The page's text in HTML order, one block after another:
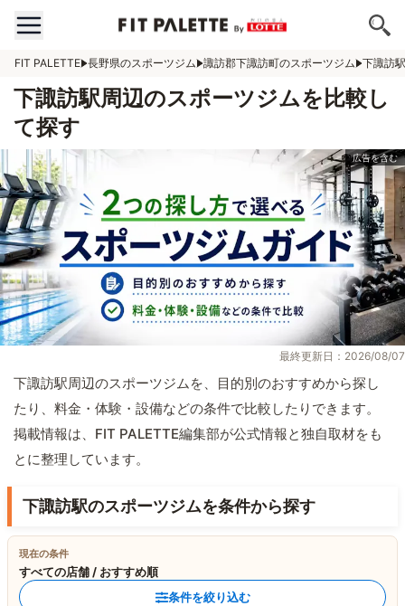
FIT PALETTE 長野県のスポーツジム 諏訪郡下諏訪町のスポーツジム 下諏訪
下諏訪駅周辺のスポーツジムを比較し
て探す
最終更新日：2026/08/07
下諏訪駅周辺のスポーツジムを、目的別のおすすめから探し
たり、料金・体験・設備などの条件で比較したりできます。
掲載情報は、FIT PALETTE編集部が公式情報と独自取材をも
とに整理しています。
下諏訪駅のスポーツジムを条件から探す
現在の条件
すべての店舗 / おすすめ順
条件を絞り込む